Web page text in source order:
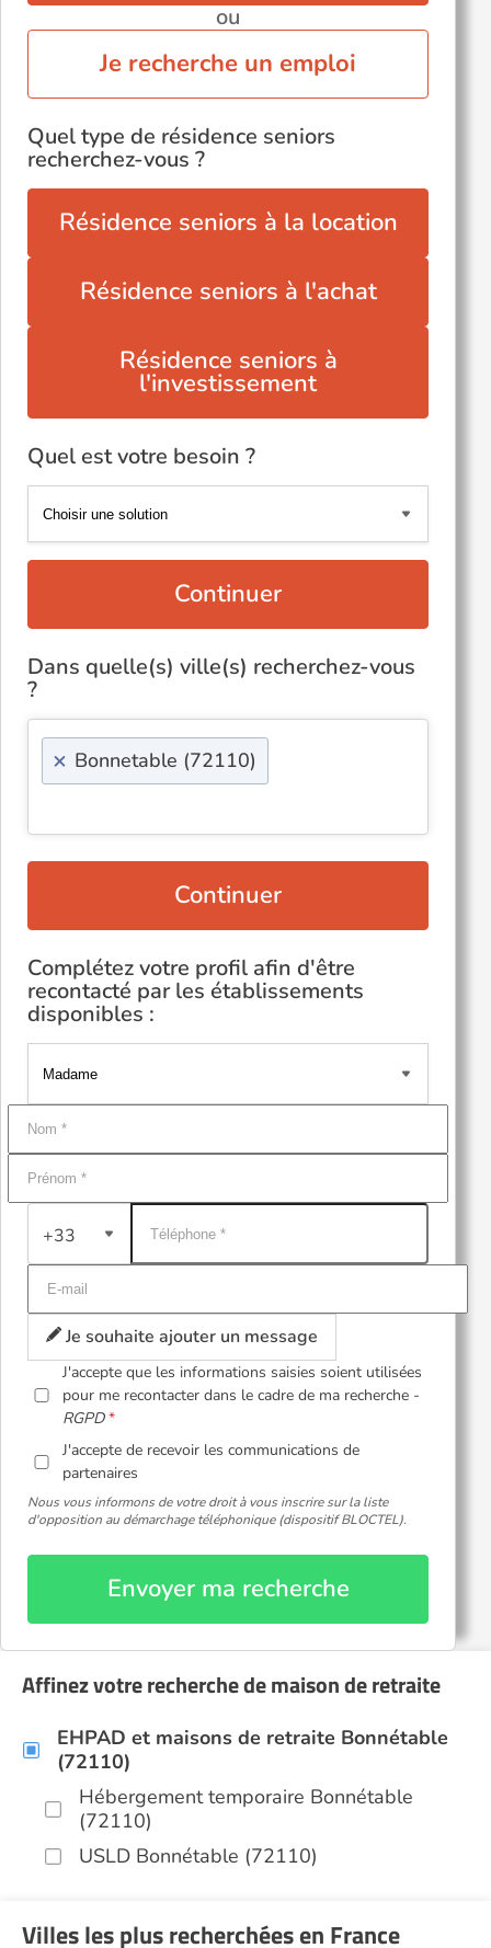
ou
Je recherche un emploi
Quel type de résidence seniors
recherchez-vous ?
Résidence seniors à la location
Résidence seniors à l'achat
Résidence seniors à
l'investissement
Quel est votre besoin ?
Continuer
Dans quelle(s) ville(s) recherchez-vous
?
× Bonnetable (72110)
Continuer
Complétez votre profil afin d'être
recontacté par les établissements
disponibles :
+33
Je souhaite ajouter un message
J'accepte que les informations saisies soient utilisées
pour me recontacter dans le cadre de ma recherche -
RGPD
J'accepte de recevoir les communications de
partenaires
Nous vous informons de votre droit à vous inscrire sur la liste
d'opposition au démarchage téléphonique (dispositif BLOCTEL).
Envoyer ma recherche
Affinez votre recherche de maison de retraite
EHPAD et maisons de retraite Bonnétable
(72110)
Hébergement temporaire Bonnétable
(72110)
USLD Bonnétable (72110)
Villes les plus recherchées en France